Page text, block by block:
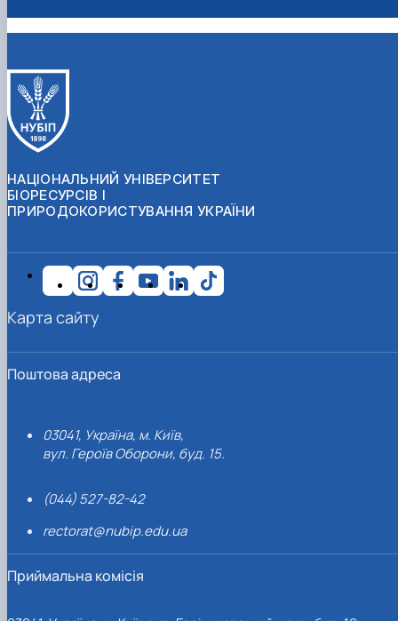
НАЦІОНАЛЬНИЙ УНІВЕРСИТЕТ
БІОРЕСУРСІВ І
ПРИРОДОКОРИСТУВАННЯ УКРАЇНИ
Поштова адреса
03041, Україна, м. Київ,
вул. Героїв Оборони, буд. 15.
(044) 527-82-42
rectorat@nubip.edu.ua
Приймальна комісія
Карта сайту